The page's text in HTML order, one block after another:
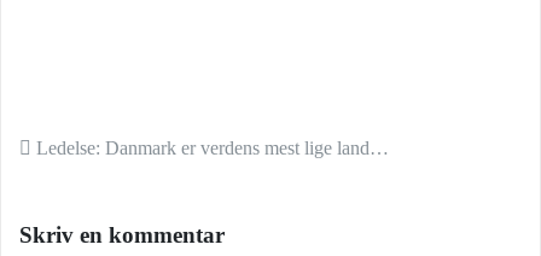
Indlæg navigation
Ledelse: Danmark er verdens mest lige land…
Skriv en kommentar